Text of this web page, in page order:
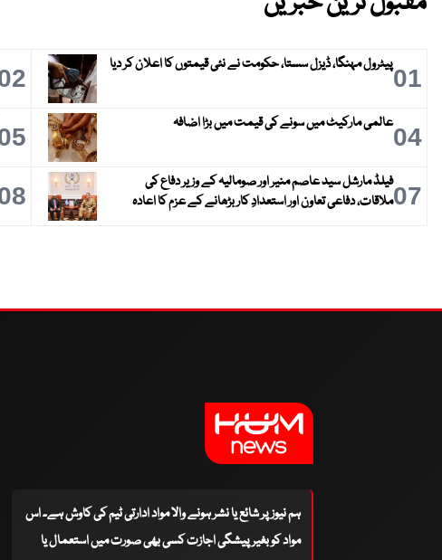
01پیٹرول مہنگا، ڈیزل سستا، حکومت نے نئی قیمتوں کا اعلان کر دیا
04عالمی مارکیٹ میں سونے کی قیمت میں بڑا اضافہ
07فیلڈ مارشل سید عاصم منیر اور صومالیہ کے وزیر دفاع کی
ملاقات، دفاعی تعاون اور استعدادِ کار بڑھانے کے عزم کا اعادہ
ہم نیوز پر شائع یا نشر ہونے والا مواد ادارتی ٹیم کی کاوش ہے۔ اس
مواد کو بغیر پیشگی اجازت کسی بھی صورت میں استعمال یا